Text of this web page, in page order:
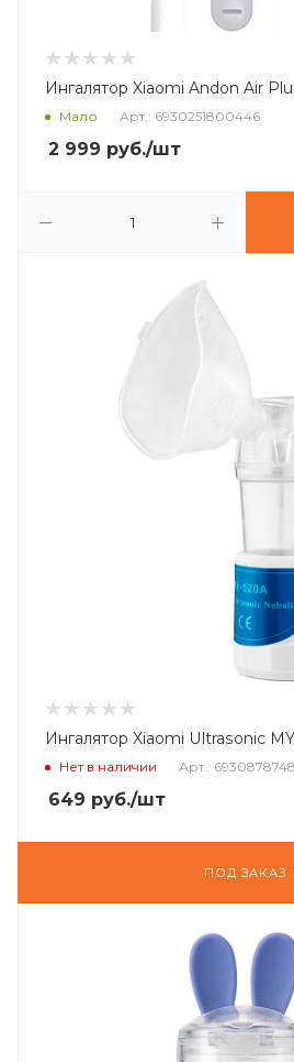
Ингалятор Xiaomi Andon Air
Мало Арт.: 6930251800446
2 999 руб./шт
Ингалятор Xiaomi Ultrasonic
Нет в наличии Арт.:
649 руб./шт
ПОД ЗАКАЗ